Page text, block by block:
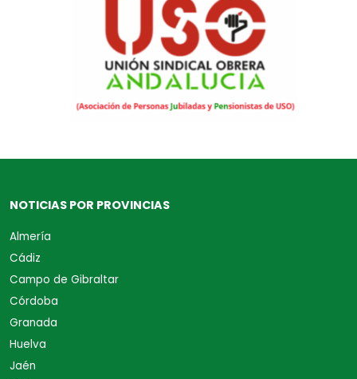
NOTICIAS POR PROVINCIAS
Almería
Cádiz
Campo de Gibraltar
Córdoba
Granada
Huelva
Jaén